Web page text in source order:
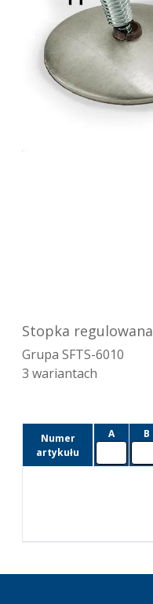
Stopka regulowana
Grupa SFTS-6010
3 wariantach
Numer
artykułu
A B